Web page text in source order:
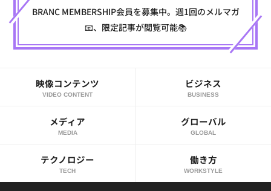
BRANC MEMBERSHIP会員を募集中。週1回のメルマガ
📧、限定記事が閲覧可能📚
映像コンテンツ
VIDEO CONTENT
ビジネス
BUSINESS
メディア
MEDIA
グローバル
GLOBAL
テクノロジー
TECH
働き方
WORKSTYLE